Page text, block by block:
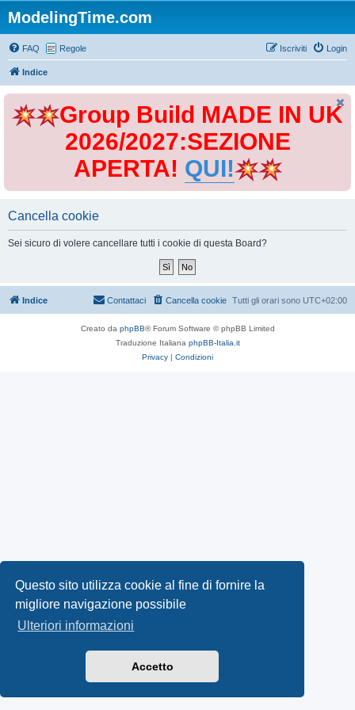
Questo sito utilizza cookie al fine di fornire la
migliore navigazione possibile
Ulteriori informazioni
Accetto
ModelingTime.com
FAQ Regole Login
Iscriviti
Indice
Group Build MADE IN UK
2026/2027:SEZIONE
APERTA! QUI!
Cancella cookie
Sei sicuro di volere cancellare tutti i cookie di questa Board?
Indice Tutti gli orari sono UTC+02:00
Cancella cookie
Contattaci
Creato da phpBB® Forum Software © phpBB Limited
Traduzione Italiana phpBB-Italia.it
Privacy | Condizioni